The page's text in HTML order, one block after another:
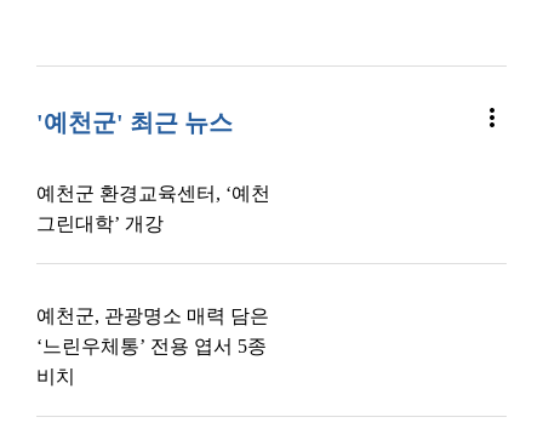
'예천군' 최근 뉴스 more_vert
예천군 환경교육센터, ‘예천
그린대학’ 개강
예천군, 관광명소 매력 담은
‘느린우체통’ 전용 엽서 5종
비치